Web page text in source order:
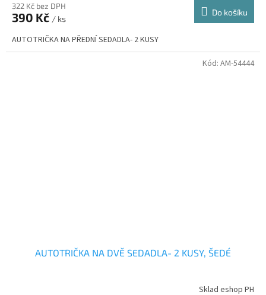
322 Kč bez DPH
390 Kč / ks
Do košíku
AUTOTRIČKA NA PŘEDNÍ SEDADLA- 2 KUSY
AUTOTRIČKA NA DVĚ SEDADLA- 2 KUSY, ŠEDÉ
Sklad eshop PH
Kód: AM-54444